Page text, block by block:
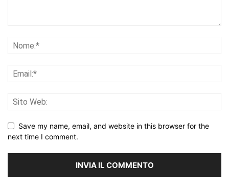
Save my name, email, and website in this browser for the
next time I comment.